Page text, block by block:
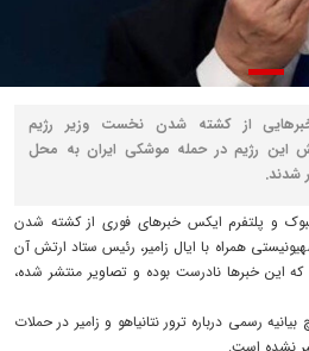
از کشته شدن نخست وزیر رژیم
این رژیم در حمله موشکی ایران به محل
شدند.
و پلتفرم ایکس خبرهای فوری از کشته شدن
همراه با ایال زامیر، رئیس ستاد ارتش آن
این خبرها نادرست بوده و تصاویر منتشر شده،
رسمی درباره ترور نتانیاهو و زامیر در حملات